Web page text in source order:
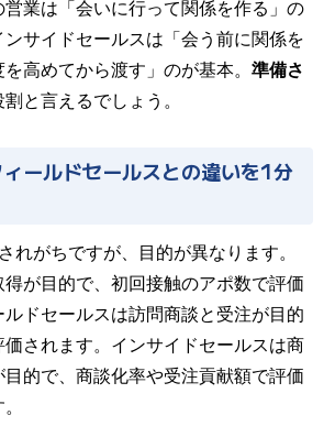
営業は「会いに行って関係を作る」の
サイドセールスは「会う前に関係を
高めてから渡す」のが基本。 準備さ
割と言えるでしょう。
ールドセールスとの違いを1分
れがちですが、目的が異なります。
が目的で、初回接触のアポ数で評価
ルドセールスは訪問商談と受注が目的
価されます。インサイドセールスは商
的で、商談化率や受注貢献額で評価